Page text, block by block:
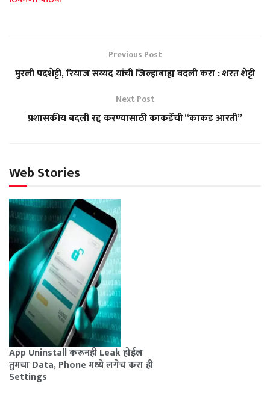
Previous Post
मुरली पदशेट्टी, रियाज सय्यद यांची जिल्हाबाह्य बदली करा : शरत शेट्टी
Next Post
प्रशासकीय बदली रद्द करण्यासाठी काकडेंची “काकड आरती”
Web Stories
App Uninstall करूनही Leak होईल
तुमचा Data, Phone मध्ये लगेच करा ही
Settings